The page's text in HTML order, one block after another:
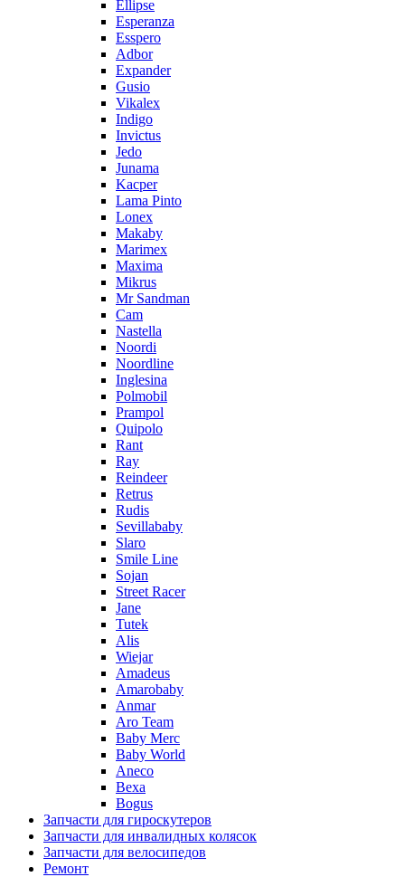
Ellipse
Esperanza
Esspero
Adbor
Expander
Gusio
Vikalex
Indigo
Invictus
Jedo
Junama
Kacper
Lama Pinto
Lonex
Makaby
Marimex
Maxima
Mikrus
Mr Sandman
Cam
Nastella
Noordi
Noordline
Inglesina
Polmobil
Prampol
Quipolo
Rant
Ray
Reindeer
Retrus
Rudis
Sevillababy
Slaro
Smile Line
Sojan
Street Racer
Jane
Tutek
Alis
Wiejar
Amadeus
Amarobaby
Anmar
Aro Team
Baby Merc
Baby World
Aneco
Bexa
Bogus
Запчасти для гироскутеров
Запчасти для инвалидных колясок
Запчасти для велосипедов
Ремонт